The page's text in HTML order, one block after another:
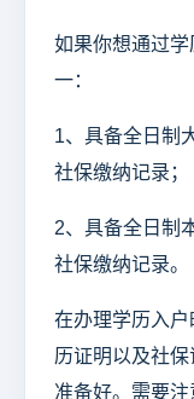
如果你想通过
一：
1、具备全日制
社保缴纳记录；
2、具备全日制
社保缴纳记录。
在办理学历入
历证明以及社
准备好。需要